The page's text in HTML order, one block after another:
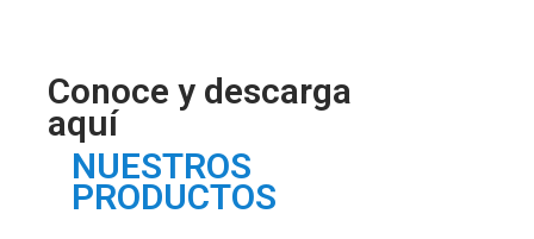
Conoce y descarga
aquí
NUESTROS
PRODUCTOS